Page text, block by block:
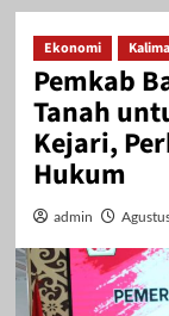
Ekonomi
Pemkab
Tanah
Kejari,
Hukum
admin